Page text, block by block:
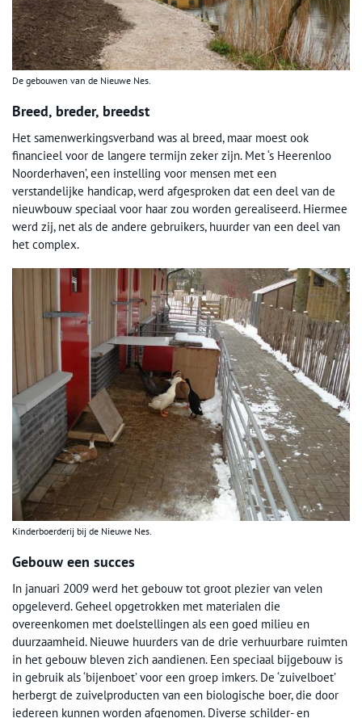
De gebouwen van de Nieuwe Nes.
Breed, breder, breedst
Het samenwerkingsverband was al breed, maar moest ook
financieel voor de langere termijn zeker zijn. Met ‘s Heerenloo
Noorderhaven’, een instelling voor mensen met een
verstandelijke handicap, werd afgesproken dat een deel van de
nieuwbouw speciaal voor haar zou worden gerealiseerd. Hiermee
werd zij, net als de andere gebruikers, huurder van een deel van
het complex.
Kinderboerderij bij de Nieuwe Nes.
Gebouw een succes
In januari 2009 werd het gebouw tot groot plezier van velen
opgeleverd. Geheel opgetrokken met materialen die
overeenkomen met doelstellingen als een goed milieu en
duurzaamheid. Nieuwe huurders van de drie verhuurbare ruimten
in het gebouw bleven zich aandienen. Een speciaal bijgebouw is
in gebruik als ‘bijenboet’ voor een groep imkers. De ‘zuivelboet’
herbergt de zuivelproducten van een biologische boer, die door
iedereen kunnen worden afgenomen. Diverse schilder- en